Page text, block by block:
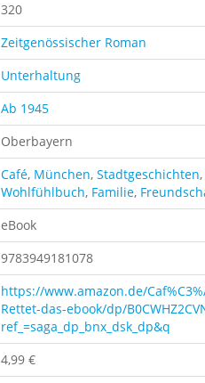
320
Zeitgenössischer Roman
Unterhaltung
Ab 1945
Oberbayern
Café, München, Stadtgeschichten,
Wohlfühlbuch, Familie,
eBook
9783949181078
https://www.amazon.de/
Rettet-das-ebook/dp/
ref_=saga_dp_bnx_dsk_dp&q
4,99 €